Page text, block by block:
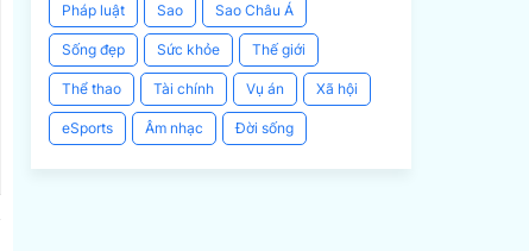
Pháp luật Sao Sao Châu Á
Sống đẹp Sức khỏe Thế giới
Thể thao Tài chính Vụ án Xã hội
eSports Âm nhạc Đời sống